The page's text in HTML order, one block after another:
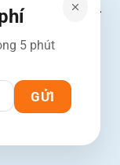
thứ: 4, ngày 31
10, TP. Hồ Chí
5 phút